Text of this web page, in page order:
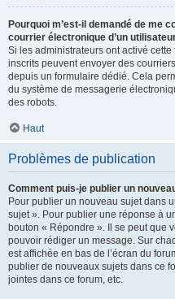
Pourquoi m’est-il demandé de me
courrier électronique d’un
Si les administrateurs ont activé
inscrits peuvent envoyer des
depuis un formulaire dédié. Cela
du système de messagerie
des robots.
Haut
Problèmes de publication
Comment puis-je publier un
Pour publier un nouveau sujet dans
sujet ». Pour publier une réponse à
bouton « Répondre ». Il se peut que
pouvoir rédiger un message. Sur
est affichée en bas de l’écran du
publier de nouveaux sujets dans ce
jointes dans ce forum, etc.